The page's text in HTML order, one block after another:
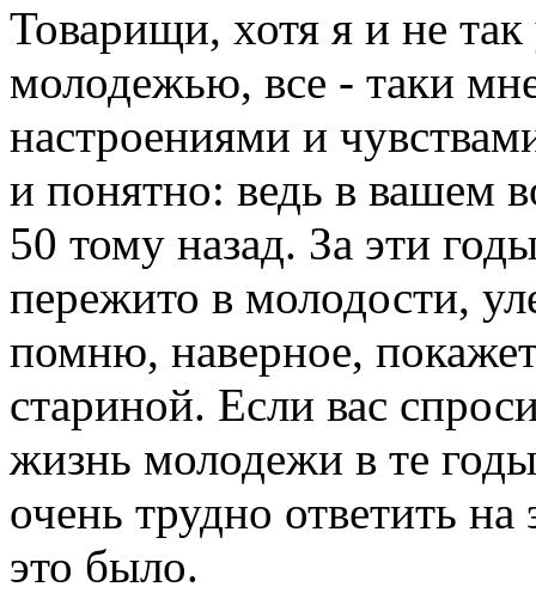
Товарищи, хотя я и не
молодежью, все - таки
настроениями и
и понятно: ведь в вашем
50 тому назад. За эти
пережито в молодости,
помню, наверное,
стариной. Если вас
жизнь молодежи в те
очень трудно ответить
это было.